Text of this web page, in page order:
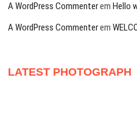
A WordPress Commenterem Hello
A WordPress Commenterem
LATEST PHOTOGRAPH